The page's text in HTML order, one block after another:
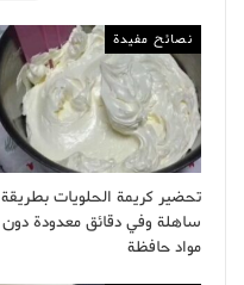
نصائح مفيدة
تحضير كريمة الحلويات بطريقة
ساهلة وفي دقائق معدودة دون
مواد حافظة